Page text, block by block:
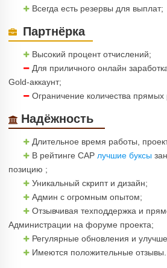
Всегда есть резервы для выплат;
Партнёрка
Высокий процент отчислений;
Для приличного онлайн
Gold-аккаунт;
Ограничение количества
Надёжность
Длительное время работы,
В рейтинге САР лучшие буксы
позицию ;
Уникальный скрипт и дизайн;
Админ с огромным опытом;
Отзывчивая техподдержка и
Администрации на форуме проекта;
Регулярные обновления и
Имеются положительные отзывы.